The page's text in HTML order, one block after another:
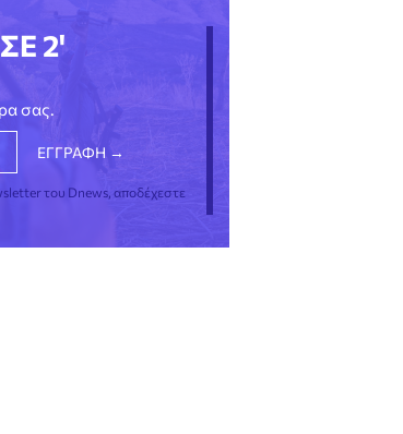
2'
σας.
του Dnews, αποδέχεστε